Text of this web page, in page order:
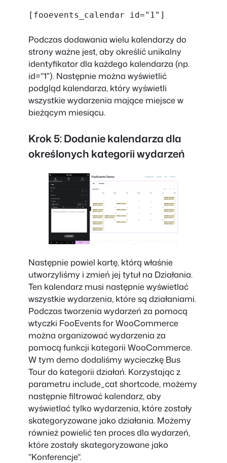
[fooevents_calendar id="1"]
Podczas dodawania wielu kalendarzy do
strony ważne jest, aby określić unikalny
identyfikator dla każdego kalendarza (np.
id="1″). Następnie można wyświetlić
podgląd kalendarza, który wyświetli
wszystkie wydarzenia mające miejsce w
bieżącym miesiącu.
Krok 5: Dodanie kalendarza dla
określonych kategorii wydarzeń
Następnie powiel kartę, którą właśnie
utworzyliśmy i zmień jej tytuł na Działania.
Ten kalendarz musi następnie wyświetlać
wszystkie wydarzenia, które są działaniami.
Podczas tworzenia wydarzeń za pomocą
wtyczki FooEvents for WooCommerce
można organizować wydarzenia za
pomocą funkcji kategorii WooCommerce.
W tym demo dodaliśmy wycieczkę Bus
Tour do kategorii działań. Korzystając z
parametru include_cat shortcode, możemy
następnie filtrować kalendarz, aby
wyświetlać tylko wydarzenia, które zostały
skategoryzowane jako działania. Możemy
również powielić ten proces dla wydarzeń,
które zostały skategoryzowane jako
"Konferencje".